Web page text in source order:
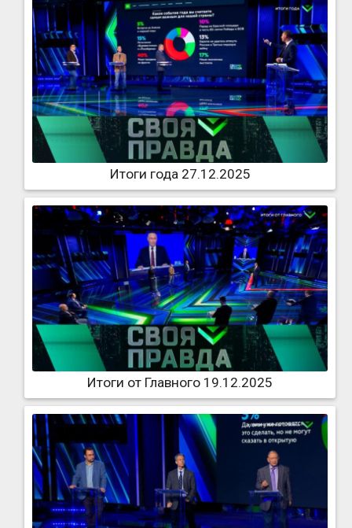
Итоги года 27.12.2025
Итоги от Главного 19.12.2025